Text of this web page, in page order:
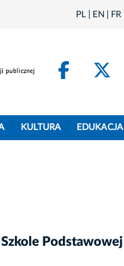
PL EN FR
KULTURA EDUKACJA